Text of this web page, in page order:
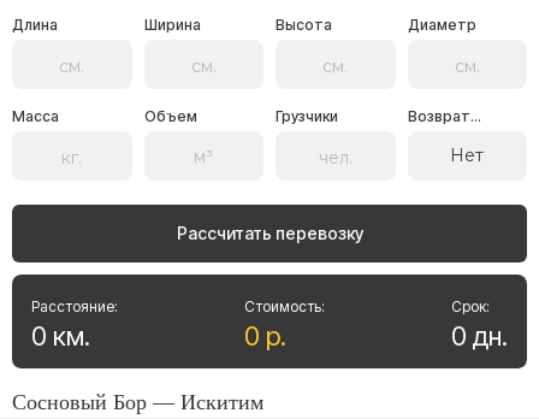
Длина Ширина Высота Диаметр
Масса Объем Грузчики Возврат...
Нет
Рассчитать перевозку
Стоимость:
0 р.
Расстояние:
0 км.
Срок:
0 дн.
Сосновый Бор — Искитим